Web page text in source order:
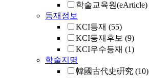
학술교육원(eArticle)
등재정보
KCI등재 (55)
KCI등재후보 (9)
KCI우수등재 (1)
학술지명
韓國古代史硏究 (10)